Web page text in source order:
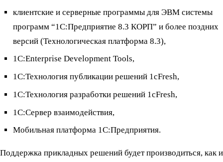
клиентские и серверные программы для ЭВМ системы
программ “1С:Предприятие 8.3 КОРП” и более поздних
версий (Технологическая платформа 8.3),
1C:Enterprise Development Tools,
1С:Технология публикации решений 1cFresh,
1С:Технология разработки решений 1cFresh,
1С:Сервер взаимодействия,
Мобильная платформа 1С:Предприятия.
Поддержка прикладных решений будет производиться, как и